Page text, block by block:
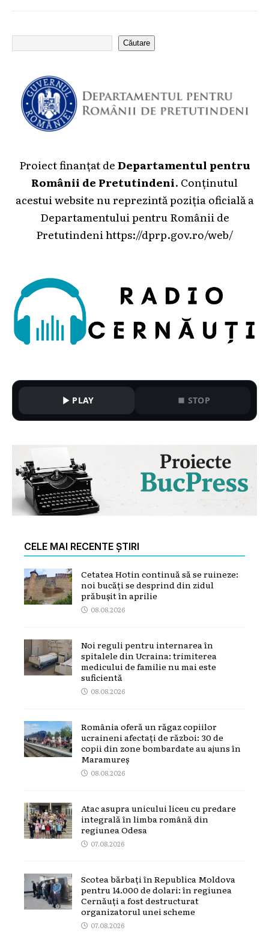
Căutare
Proiect finanțat deDepartamentul pentru
Românii de Pretutindeni. Conținutul
acestui website nu reprezintă poziția oficială a
Departamentului pentru Românii de
Pretutindeni https://dprp.gov.ro/web/
PLAY STOP
CELE MAI RECENTE ȘTIRI
Cetatea Hotin continuă să se ruineze:
noi bucăți se desprind din zidul
prăbușit în aprilie
08.08.2026
Noi reguli pentru internarea în
spitalele din Ucraina: trimiterea
medicului de familie nu mai este
suficientă
08.08.2026
România oferă un răgaz copiilor
ucraineni afectați de război: 30 de
copii din zone bombardate au ajuns în
Maramureș
08.08.2026
Atac asupra unicului liceu cu predare
integrală în limba română din
regiunea Odesa
07.08.2026
Scotea bărbați în Republica Moldova
pentru 14.000 de dolari: în regiunea
Cernăuți a fost destructurat
organizatorul unei scheme
07.08.2026